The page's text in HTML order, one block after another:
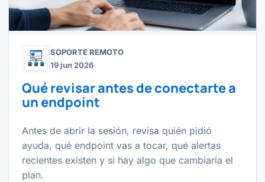
SOPORTE REMOTO
19 jun 2026
Qué revisar antes de conectarte a
un endpoint
Antes de abrir la sesión, revisa quién pidió
ayuda, qué endpoint vas a tocar, qué alertas
recientes existen y si hay algo que cambiaría el
plan.